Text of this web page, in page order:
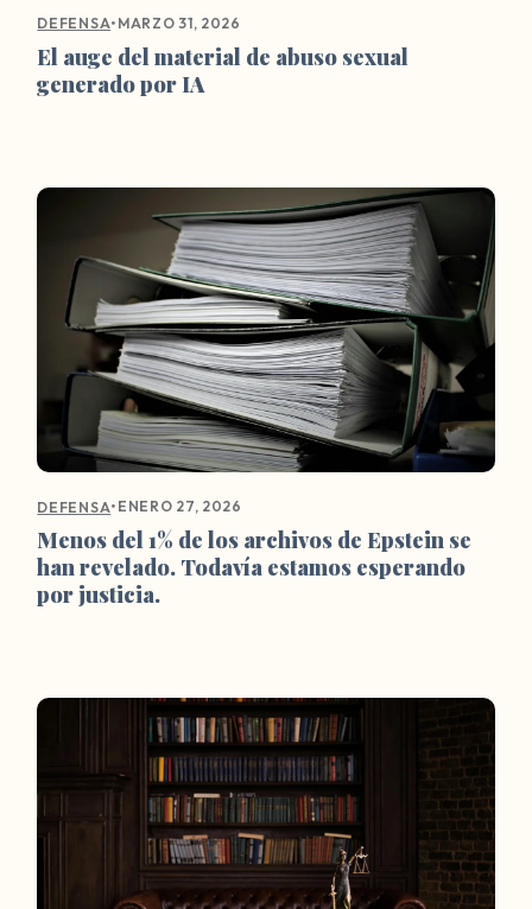
DEFENSA• MARZO 31, 2026
El auge del material de abuso sexual
generado por IA
DEFENSA• ENERO 27, 2026
Menos del 1% de los archivos de Epstein se
han revelado. Todavía estamos esperando
por justicia.